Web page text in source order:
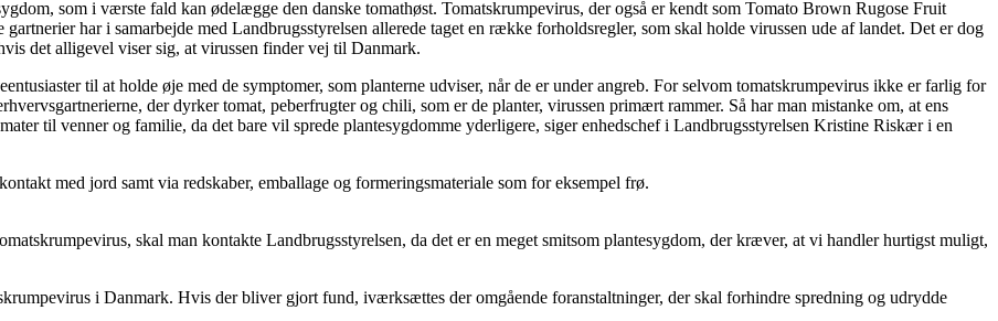
som i værste fald kan ødelægge den danske tomathøst. Tomatskrumpevirus, der også er kendt som Tomato Brown Rugose Fruit
har i samarbejde med Landbrugsstyrelsen allerede taget en række forholdsregler, som skal holde virussen ude af landet. Det er dog
det alligevel viser sig, at virussen finder vej til Danmark.
til at holde øje med de symptomer, som planterne udviser, når de er under angreb. For selvom tomatskrumpevirus ikke er farlig for
der dyrker tomat, peberfrugter og chili, som er de planter, virussen primært rammer. Så har man mistanke om, at ens
til venner og familie, da det bare vil sprede plantesygdomme yderligere, siger enhedschef i Landbrugsstyrelsen Kristine Riskær i en
med jord samt via redskaber, emballage og formeringsmateriale som for eksempel frø.
skal man kontakte Landbrugsstyrelsen, da det er en meget smitsom plantesygdom, der kræver, at vi handler hurtigst muligt,
i Danmark. Hvis der bliver gjort fund, iværksættes der omgående foranstaltninger, der skal forhindre spredning og udrydde